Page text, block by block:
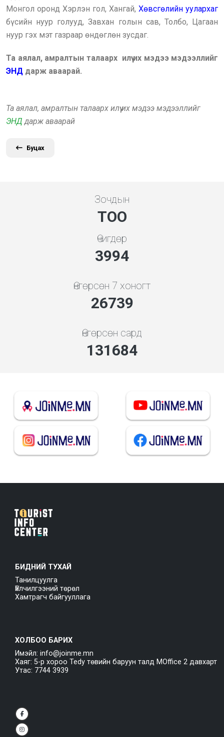
Монгол оронд Хэрлэн гол, Хангай, Хөвсгөлийн уулархаг
бүсийн нуур голууд, Завхан голын сав, Толбо, Цагаан
нуур гэх мэт газраар өндөглөн зусдаг.
Та аялал, амралтын талаарх илүү их мэдээ мэдээллийг
ЭНД дарж аваарай.
Та аялал, амралтын талаарх илүү их мэдээ мэдээллийг
ЭНД дарж аваарай
Буцах
Зочдын
ТОО
Өчигдөр
4279
Өнгөрсөн 7 хоногт
28649
Өнгөрсөн сард
141090
БИДНИЙ ТУХАЙ
Танилцуулга
Үйлчилгээний төрөл
Хамтрагч байгууллага
ХОЛБОО БАРИХ
Имэйл: info@joinme.mn
Хаяг: 5-р хороо Tedy төвийн баруун талд MOffice 2 давхарт
Утас: 7744 3939